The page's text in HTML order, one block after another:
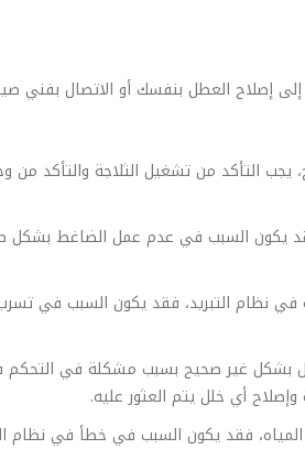
إصلاح العطل بنفسك أو الاتصال بفني
يجب التأكد من تشغيل الثلاجة والتأكد
فقد يكون السبب في عدم عمل الضاغط
في نظام التبريد، فقد يكون السبب في
بشكل غير صحيح بسبب مشكلة في
أي خلل يتم العثور عليه.
المياه، فقد يكون السبب في خطأ في